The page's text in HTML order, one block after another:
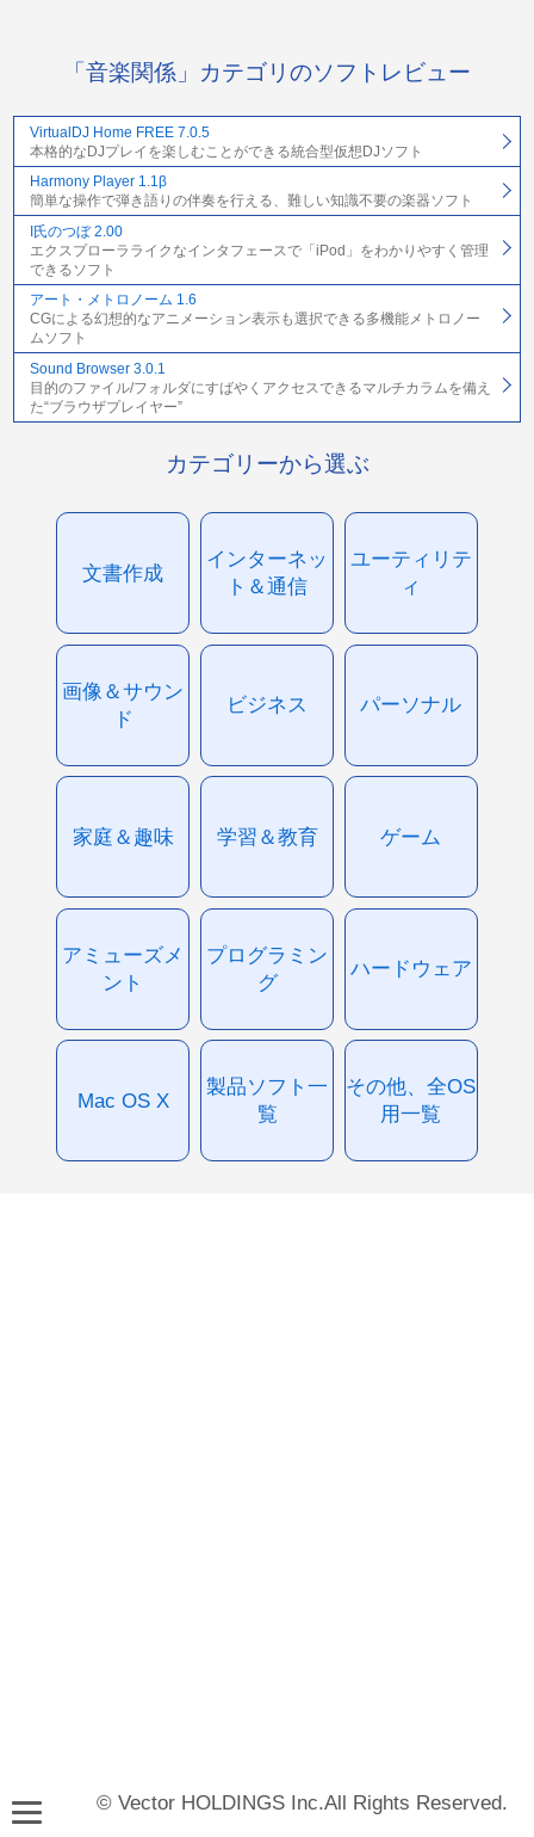
「音楽関係」カテゴリのソフトレビュー
VirtualDJ Home FREE 7.0.5
本格的なDJプレイを楽しむことができる統合型仮想DJソフト
Harmony Player 1.1β
簡単な操作で弾き語りの伴奏を行える、難しい知識不要の楽器ソフト
I氏のつぼ 2.00
エクスプローラライクなインタフェースで「iPod」をわかりやすく管理
できるソフト
アート・メトロノーム 1.6
CGによる幻想的なアニメーション表示も選択できる多機能メトロノー
ムソフト
Sound Browser 3.0.1
目的のファイル/フォルダにすばやくアクセスできるマルチカラムを備え
た“ブラウザプレイヤー”
カテゴリーから選ぶ
文書作成
インターネッ
ト＆通信
ユーティリテ
ィ
画像＆サウン
ド
ビジネス パーソナル
家庭＆趣味 学習＆教育 ゲーム
アミューズメ
ント
プログラミン
グ
ハードウェア
Mac OS X
製品ソフト一
覧
その他、全OS
用一覧
© Vector HOLDINGS Inc.All Rights Reserved.